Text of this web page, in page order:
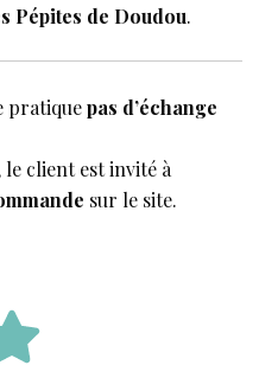
Pépites de Doudou.
pratiquepas d’échange
client est invité à
sur le site.